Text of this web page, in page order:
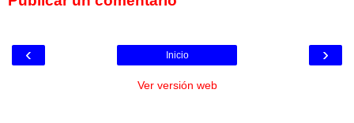
‹ ›
Inicio
Ver versión web